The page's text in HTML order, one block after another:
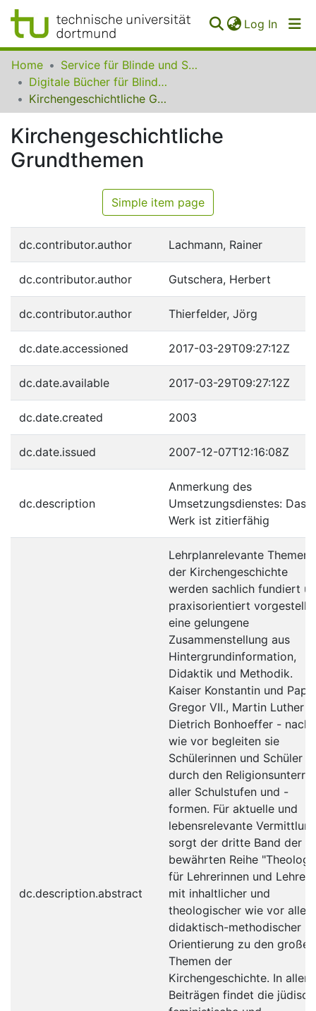
Log In
Communities
Collections
FAQ
Home
Service für Blinde und Sehbehinderte der UB Dortmund
Digitale Bücher für Blinde und Sehbehinderte
Kirchengeschichtliche Grundthemen
Kirchengeschichtliche
Grundthemen
Simple item page
dc.contributor.author Lachmann, Rainer
dc.contributor.author Gutschera, Herbert
dc.contributor.author Thierfelder, Jörg
dc.date.accessioned 2017-03-29T09:27:12Z
dc.date.available 2017-03-29T09:27:12Z
dc.date.created 2003
dc.date.issued 2007-12-07T12:16:08Z
dc.description
Anmerkung des
Umsetzungsdienstes: Das
Werk ist zitierfähig
dc.description.abstract
Lehrplanrelevante Themen
der Kirchengeschichte
werden sachlich fundiert
praxisorientiert vorgestellt
eine gelungene
Zusammenstellung aus
Hintergrundinformation,
Didaktik und Methodik.
Kaiser Konstantin und
Gregor VII., Martin Luther
Dietrich Bonhoeffer - nach
wie vor begleiten sie
Schülerinnen und Schüler
durch den
aller Schulstufen und -
formen. Für aktuelle und
lebensrelevante
sorgt der dritte Band der
bewährten Reihe
für Lehrerinnen und Lehrer"
mit inhaltlicher und
theologischer wie vor allem
didaktisch-methodischer
Orientierung zu den großen
Themen der
Kirchengeschichte. In allen
Beiträgen findet die